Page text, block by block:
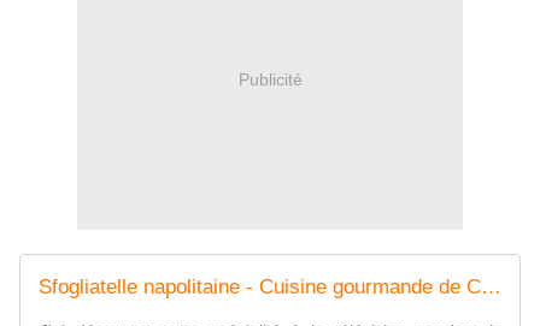
Publicité
Sfogliatelle napolitaine - Cuisine gourmande de Carmencita